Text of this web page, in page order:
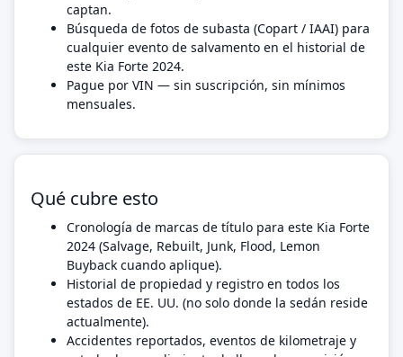
captan.
Búsqueda de fotos de subasta (Copart / IAAI) para
cualquier evento de salvamento en el historial de
este Kia Forte 2024.
Pague por VIN — sin suscripción, sin mínimos
mensuales.
Qué cubre esto
Cronología de marcas de título para este Kia Forte
2024 (Salvage, Rebuilt, Junk, Flood, Lemon
Buyback cuando aplique).
Historial de propiedad y registro en todos los
estados de EE. UU. (no solo donde la sedán reside
actualmente).
Accidentes reportados, eventos de kilometraje y